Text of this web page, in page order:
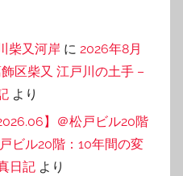
柴又河岸 に 2026年8月
区柴又 江戸川の土手 –
より
】＠松戸ビル20階
ビル20階：10年間の変
日記 より